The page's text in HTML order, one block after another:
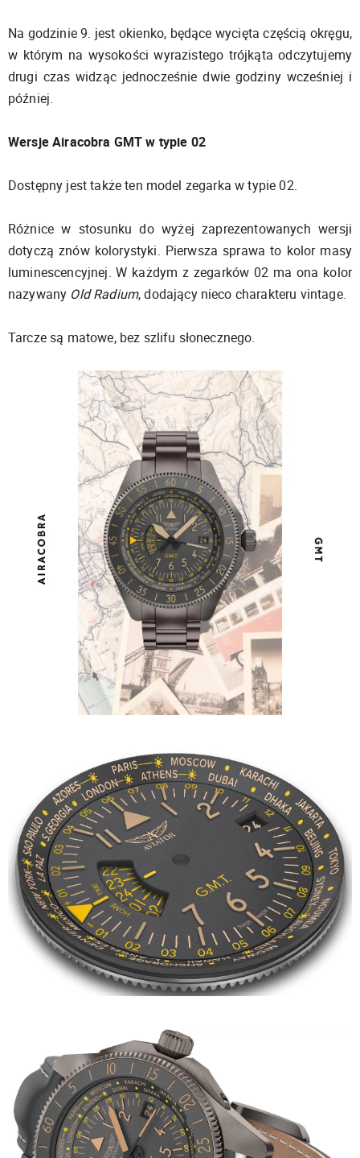
Na godzinie 9. jest okienko, będące wycięta częścią okręgu,
w którym na wysokości wyrazistego trójkąta odczytujemy
drugi czas widząc jednocześnie dwie godziny wcześniej i
później.
Wersje Airacobra GMT w typie 02
Dostępny jest także ten model zegarka w typie 02.
Różnice w stosunku do wyżej zaprezentowanych wersji
dotyczą znów kolorystyki. Pierwsza sprawa to kolor masy
luminescencyjnej. W każdym z zegarków 02 ma ona kolor
nazywany Old Radium, dodający nieco charakteru vintage.
Tarcze są matowe, bez szlifu słonecznego.